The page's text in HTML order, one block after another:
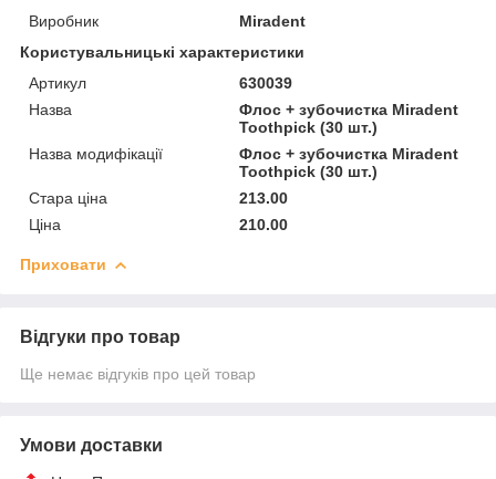
Виробник
Miradent
Користувальницькі характеристики
Артикул
630039
Назва
Флос + зубочистка Miradent
Toothpick (30 шт.)
Назва модифікації
Флос + зубочистка Miradent
Toothpick (30 шт.)
Стара ціна
213.00
Ціна
210.00
Приховати
Відгуки про товар
Ще немає відгуків про цей товар
Умови доставки